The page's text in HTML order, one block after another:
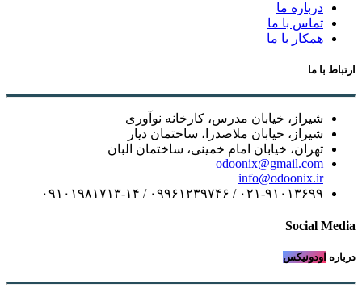
درباره ما
تماس با ما
همکار با ما
ارتباط با ما
شیراز، خیابان مدرس، کارخانه نوآوری
شیراز، خیابان ملاصدرا، ساختمان دیار
تهران، خیابان امام خمینی، ساختمان البان
odoonix@gmail.com
info@odoonix.ir
۰۲۱-۹۱۰۱۳۶۹۹ / ۰۹۹۶۱۲۳۹۷۴۶ / ۰۹۱۰۱۹۸۱۷۱۳-۱۴
Social Media
درباره اودونیکس